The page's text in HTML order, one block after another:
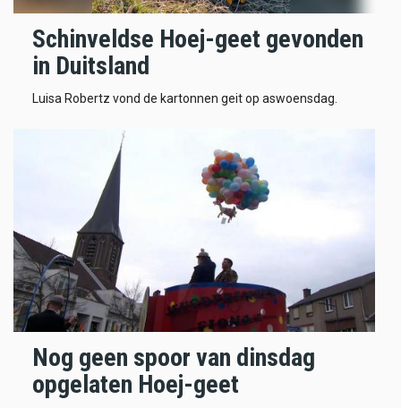
Schinveldse Hoej-geet gevonden
in Duitsland
Luisa Robertz vond de kartonnen geit op aswoensdag.
Nog geen spoor van dinsdag
opgelaten Hoej-geet